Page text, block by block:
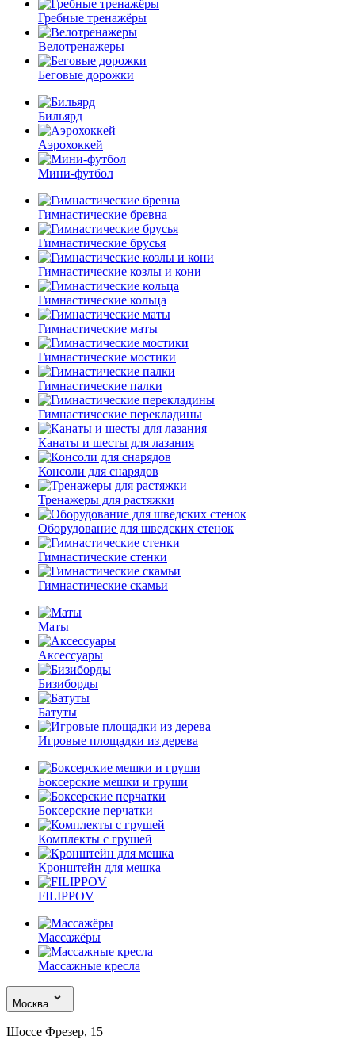
Гребные тренажёры
Велотренажеры
Беговые дорожки
Бильярд
Аэрохоккей
Мини-футбол
Гимнастические бревна
Гимнастические брусья
Гимнастические козлы и кони
Гимнастические кольца
Гимнастические маты
Гимнастические мостики
Гимнастические палки
Гимнастические перекладины
Канаты и шесты для лазания
Консоли для снарядов
Тренажеры для растяжки
Оборудование для шведских стенок
Гимнастические стенки
Гимнастические скамьи
Маты
Аксессуары
Бизиборды
Батуты
Игровые площадки из дерева
Боксерские мешки и груши
Боксерские перчатки
Комплекты с грушей
Кронштейн для мешка
FILIPPOV
Массажёры
Массажные кресла
Москва
Шоссе Фрезер, 15